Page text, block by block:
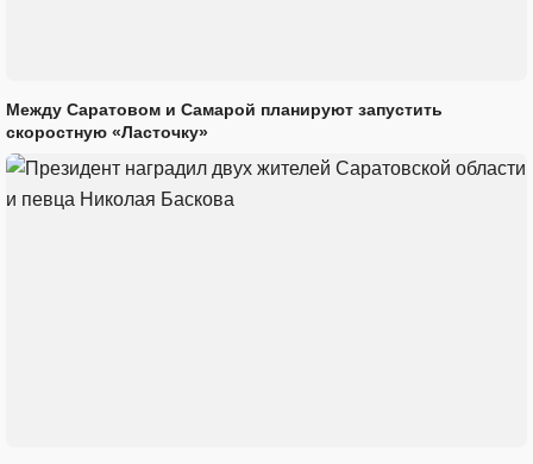
Между Саратовом и Самарой планируют запустить
скоростную «Ласточку»